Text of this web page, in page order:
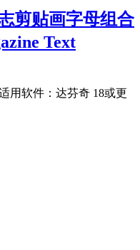
剪贴画字母组合
Text
用软件：达芬奇 18或更